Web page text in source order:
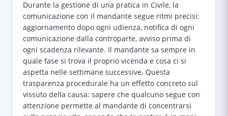
Durante la gestione di una pratica in Civile, la
comunicazione con il mandante segue ritmi precisi:
aggiornamento dopo ogni udienza, notifica di ogni
comunicazione dalla controparte, avviso prima di
ogni scadenza rilevante. Il mandante sa sempre in
quale fase si trova il proprio vicenda e cosa ci si
aspetta nelle settimane successive. Questa
trasparenza procedurale ha un effetto concreto sul
vissuto della causa: sapere che qualcuno segue con
attenzione permette al mandante di concentrarsi